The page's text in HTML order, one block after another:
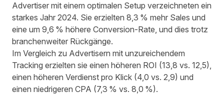
Advertiser mit einem optimalen Setup verzeichneten ein
starkes Jahr 2024. Sie erzielten 8,3 % mehr Sales und
eine um 9,6 % höhere Conversion-Rate, und dies trotz
branchenweiter Rückgänge.
Im Vergleich zu Advertisern mit unzureichendem
Tracking erzielten sie einen höheren ROI (13,8 vs. 12,5),
einen höheren Verdienst pro Klick (4,0 vs. 2,9) und
einen niedrigeren CPA (7,3 % vs. 8,0 %).